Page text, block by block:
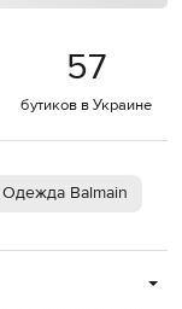
57
бутиков в Украине
Одежда Balmain